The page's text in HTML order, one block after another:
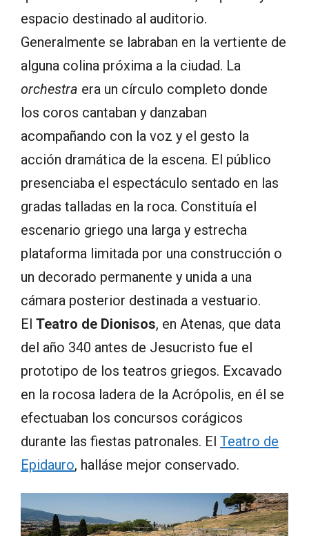
espacio destinado al auditorio.
Generalmente se labraban en la vertiente de
alguna colina próxima a la ciudad. La
orchestra era un círculo completo donde
los coros cantaban y danzaban
acompañando con la voz y el gesto la
acción dramática de la escena. El público
presenciaba el espectáculo sentado en las
gradas talladas en la roca. Constituía el
escenario griego una larga y estrecha
plataforma limitada por una construcción o
un decorado permanente y unida a una
cámara posterior destinada a vestuario.
El Teatro de Dionisos, en Atenas, que data
del año 340 antes de Jesucristo fue el
prototipo de los teatros griegos. Excavado
en la rocosa ladera de la Acrópolis, en él se
efectuaban los concursos corágicos
durante las fiestas patronales. El Teatro de
Epidauro, halláse mejor conservado.